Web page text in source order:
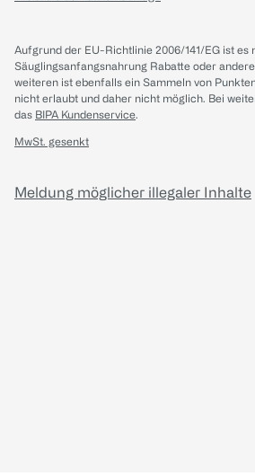
Aufgrund der EU-Richtlinie 2006/141/EG ist es
Säuglingsanfangsnahrung Rabatte oder
weiteren ist ebenfalls ein Sammeln von
nicht erlaubt und daher nicht möglich. Bei
das BIPA Kundenservice.
MwSt. gesenkt
Meldung möglicher illegaler Inhalte